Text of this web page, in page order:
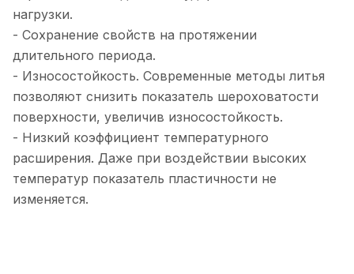
нагрузки.
- Сохранение свойств на протяжении
длительного периода.
- Износостойкость. Современные методы литья
позволяют снизить показатель шероховатости
поверхности, увеличив износостойкость.
- Низкий коэффициент температурного
расширения. Даже при воздействии высоких
температур показатель пластичности не
изменяется.